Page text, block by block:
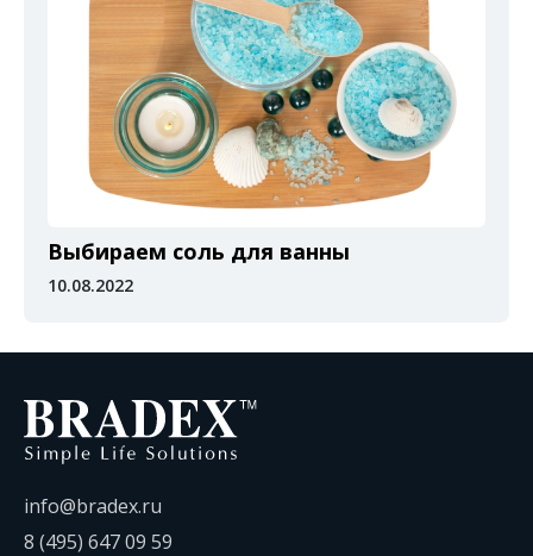
Выбираем соль для ванны
10.08.2022
info@bradex.ru
8 (495) 647 09 59